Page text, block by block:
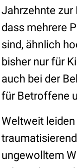
Jahrzehnte zur
dass mehrere
sind, ähnlich
bisher nur für
auch bei der
für Betroffene
Weltweit
ungewolltem